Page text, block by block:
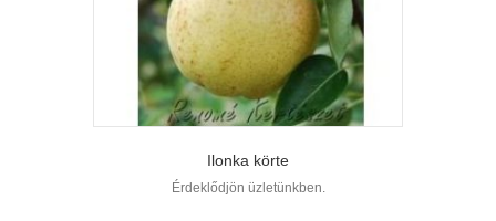
Ilonka körte
Érdeklődjön üzletünkben.